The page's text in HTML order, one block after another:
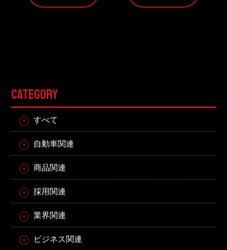
CATEGORY
すべて
自動車関連
商品関連
採用関連
業界関連
ビジネス関連